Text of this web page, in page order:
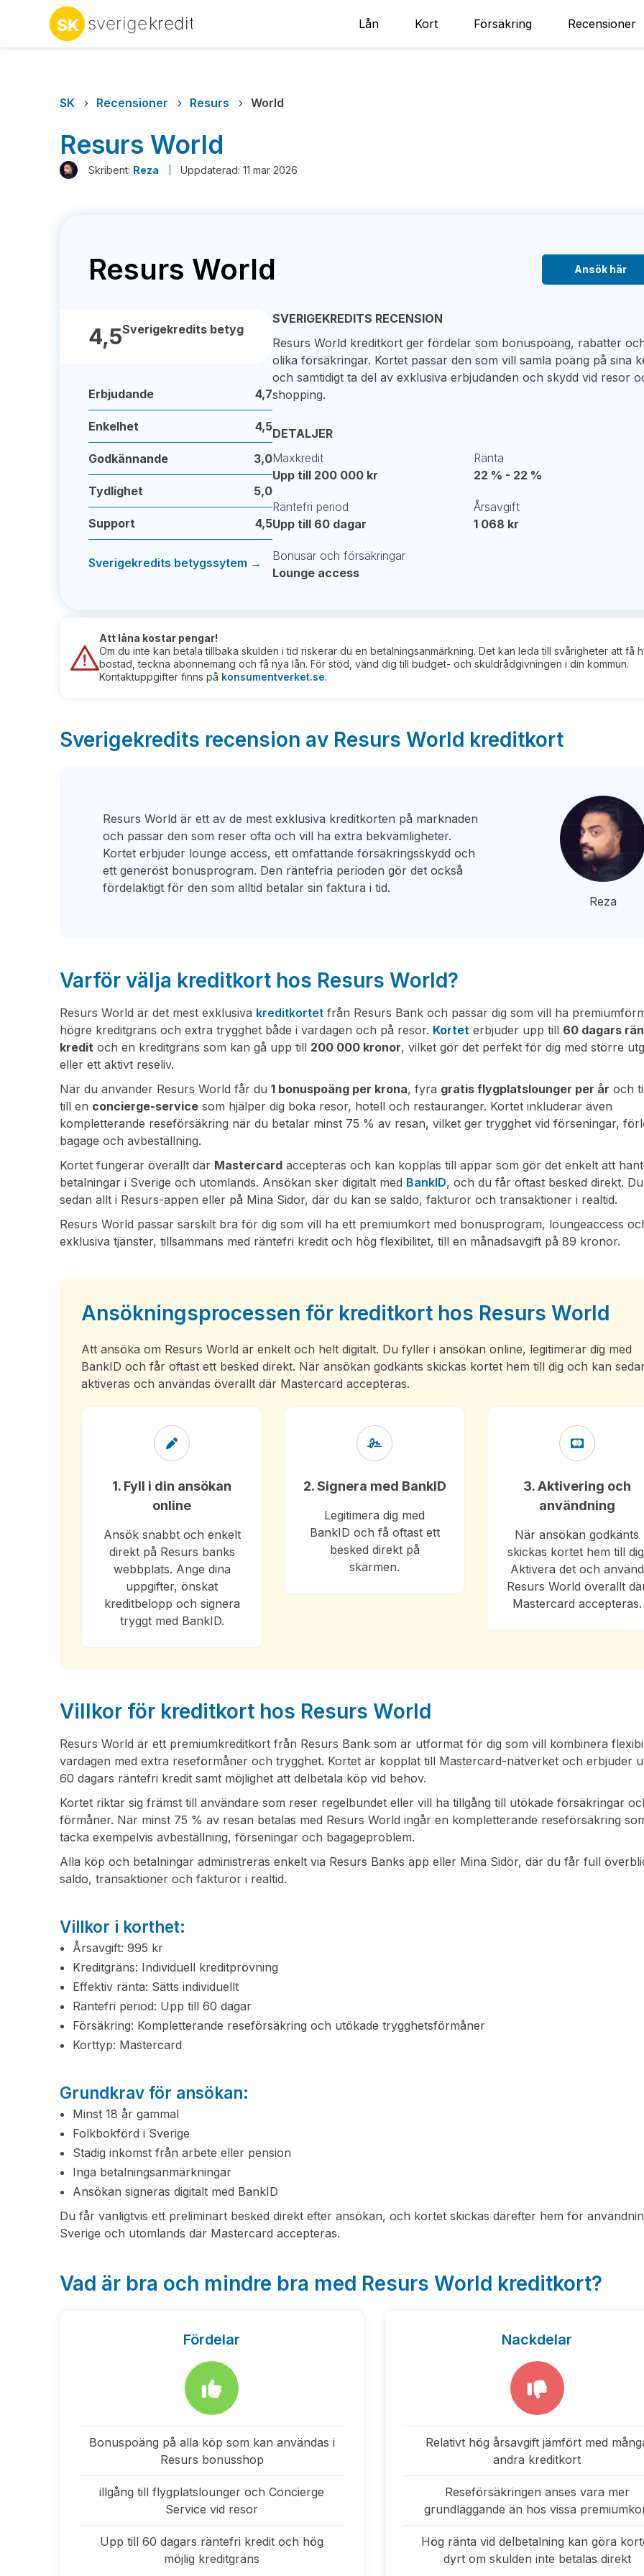
Lån Kort Försäkring Recensioner
SK Recensioner Resurs World
Resurs World
Skribent: Reza Uppdaterad: 11 mar 2026
Resurs World Ansök här
4,5Sverigekredits betyg
Erbjudande 4,7
Enkelhet 4,5
Godkännande 3,0
Tydlighet 5,0
Support 4,5
Sverigekredits betygssytem →
SVERIGEKREDITS RECENSION
Resurs World kreditkort ger fördelar som bonuspoäng, rabatter
olika försäkringar. Kortet passar den som vill samla poäng på sina
och samtidigt ta del av exklusiva erbjudanden och skydd vid resor
shopping.
DETALJER
Maxkredit
Upp till 200 000 kr
Ränta
22 % - 22 %
Räntefri period
Upp till 60 dagar
Årsavgift
1 068 kr
Bonusar och försäkringar
Lounge access
Att låna kostar pengar!
Om du inte kan betala tillbaka skulden i tid riskerar du en betalningsanmärkning. Det kan leda till svårigheter att få
bostad, teckna abonnemang och få nya lån. För stöd, vänd dig till budget- och skuldrådgivningen i din kommun.
Kontaktuppgifter finns på konsumentverket.se.
Sverigekredits recension av Resurs World kreditkort
Resurs World är ett av de mest exklusiva kreditkorten på marknaden
och passar den som reser ofta och vill ha extra bekvämligheter.
Kortet erbjuder lounge access, ett omfattande försäkringsskydd och
ett generöst bonusprogram. Den räntefria perioden gör det också
fördelaktigt för den som alltid betalar sin faktura i tid.
Reza
Varför välja kreditkort hos Resurs World?
Resurs World är det mest exklusiva kreditkortet från Resurs Bank och passar dig som vill ha
högre kreditgräns och extra trygghet både i vardagen och på resor. Kortet erbjuder upp till 60 dagars
kredit och en kreditgräns som kan gå upp till 200 000 kronor, vilket gör det perfekt för dig med större
eller ett aktivt reseliv.
När du använder Resurs World får du1 bonuspoäng per krona, fyra gratis flygplatslounger per år och
till en concierge-service som hjälper dig boka resor, hotell och restauranger. Kortet inkluderar även
kompletterande reseförsäkring när du betalar minst 75 % av resan, vilket ger trygghet vid förseningar,
bagage och avbeställning.
Kortet fungerar överallt där Mastercard accepteras och kan kopplas till appar som gör det enkelt att
betalningar i Sverige och utomlands. Ansökan sker digitalt med BankID, och du får oftast besked direkt.
sedan allt i Resurs-appen eller på Mina Sidor, där du kan se saldo, fakturor och transaktioner i realtid.
Resurs World passar särskilt bra för dig som vill ha ett premiumkort med bonusprogram, loungeaccess
exklusiva tjänster, tillsammans med räntefri kredit och hög flexibilitet, till en månadsavgift på 89 kronor.
Ansökningsprocessen för kreditkort hos Resurs World
Att ansöka om Resurs World är enkelt och helt digitalt. Du fyller i ansökan online, legitimerar dig med
BankID och får oftast ett besked direkt. När ansökan godkänts skickas kortet hem till dig och kan
aktiveras och användas överallt där Mastercard accepteras.
1. Fyll i din ansökan
online
Ansök snabbt och enkelt
direkt på Resurs banks
webbplats. Ange dina
uppgifter, önskat
kreditbelopp och signera
tryggt med BankID.
2. Signera med BankID
Legitimera dig med
BankID och få oftast ett
besked direkt på
skärmen.
3. Aktivering och
användning
När ansökan godkänts
skickas kortet hem till
Aktivera det och använd
Resurs World överallt
Mastercard accepteras.
Villkor för kreditkort hos Resurs World
Resurs World är ett premiumkreditkort från Resurs Bank som är utformat för dig som vill kombinera
vardagen med extra reseförmåner och trygghet. Kortet är kopplat till Mastercard-nätverket och erbjuder
60 dagars räntefri kredit samt möjlighet att delbetala köp vid behov.
Kortet riktar sig främst till användare som reser regelbundet eller vill ha tillgång till utökade försäkringar
förmåner. När minst 75 % av resan betalas med Resurs World ingår en kompletterande reseförsäkring
täcka exempelvis avbeställning, förseningar och bagageproblem.
Alla köp och betalningar administreras enkelt via Resurs Banks app eller Mina Sidor, där du får full
saldo, transaktioner och fakturor i realtid.
Villkor i korthet:
Årsavgift: 995 kr
Kreditgräns: Individuell kreditprövning
Effektiv ränta: Sätts individuellt
Räntefri period: Upp till 60 dagar
Försäkring: Kompletterande reseförsäkring och utökade trygghetsförmåner
Korttyp: Mastercard
Grundkrav för ansökan:
Minst 18 år gammal
Folkbokförd i Sverige
Stadig inkomst från arbete eller pension
Inga betalningsanmärkningar
Ansökan signeras digitalt med BankID
Du får vanligtvis ett preliminärt besked direkt efter ansökan, och kortet skickas därefter hem för
Sverige och utomlands där Mastercard accepteras.
Vad är bra och mindre bra med Resurs World kreditkort?
Fördelar
Bonuspoäng på alla köp som kan användas i
Resurs bonusshop
illgång till flygplatslounger och Concierge
Service vid resor
Upp till 60 dagars räntefri kredit och hög
möjlig kreditgräns
Nackdelar
Relativt hög årsavgift jämfört med
andra kreditkort
Reseförsäkringen anses vara mer
grundläggande än hos vissa
Hög ränta vid delbetalning kan göra
dyrt om skulden inte betalas direkt